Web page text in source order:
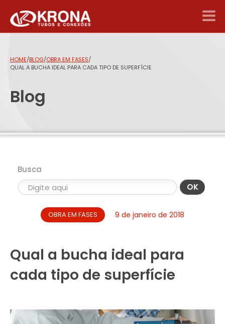
HOME/BLOG/OBRA EM FASES/
QUAL A BUCHA IDEAL PARA CADA TIPO DE SUPERFÍCIE
Blog
Busca
OK
OBRA EM FASES 9 de janeiro de 2018
Qual a bucha ideal para
cada tipo de superfície